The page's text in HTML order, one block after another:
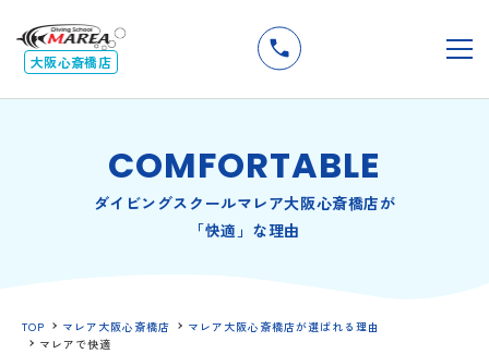
大阪心斎橋店
COMFORTABLE
ダイビングスクールマレア大阪心斎橋店が
「快適」な理由
TOP マレア大阪心斎橋店
マレア大阪心斎橋店が選ばれる理由
マレアで快適